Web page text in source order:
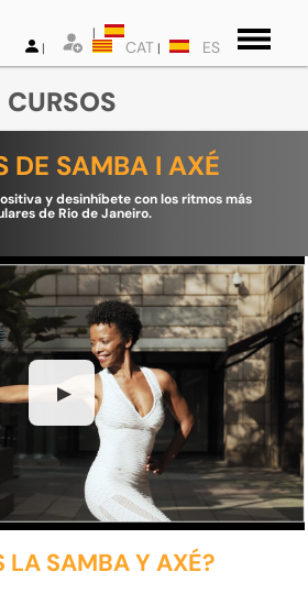
CAT ES
CURSOS
DE SAMBA I AXÉ
y desinhíbete con los ritmos más
de Rio de Janeiro.
▶
LA SAMBA Y AXÉ?